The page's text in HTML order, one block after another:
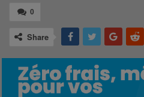
0
Share